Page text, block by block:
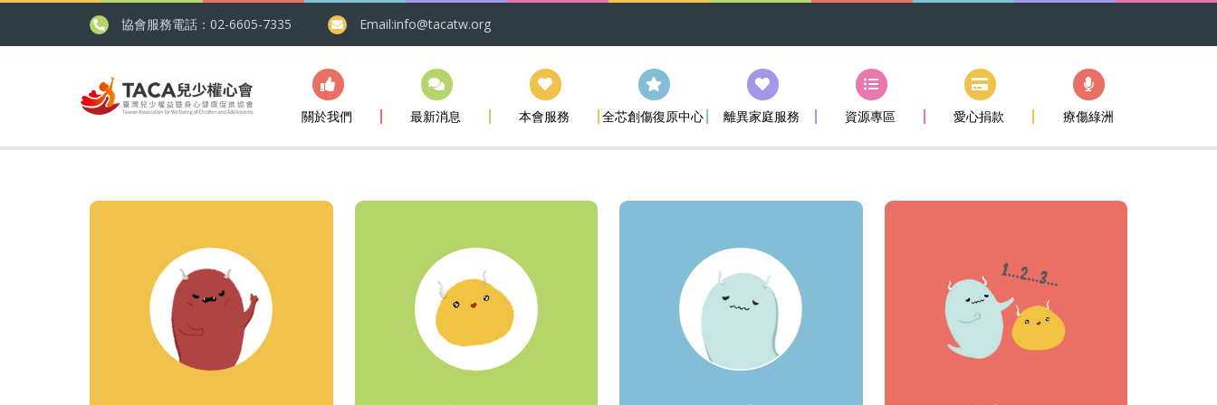
協會服務電話：02-6605-7335 Email:info@tacatw.org
關於我們 最新消息 本會服務 全芯創傷復原中心 離異家庭服務 資源專區 愛心捐款 療傷綠洲